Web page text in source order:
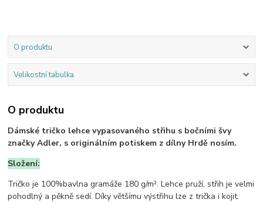
O produktu
Velikostní tabulka
O produktu
Dámské tričko lehce vypasovaného střihu s bočními švy
značky Adler, s originálním potiskem z dílny Hrdě nosím.
Složení:
Tričko je 100%bavlna gramáže 180 g/m². Lehce pruží, střih je velmi
pohodlný a pěkně sedí. Díky většímu výstřihu lze z trička i kojit.